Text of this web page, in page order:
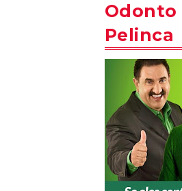
Odonto
Pelinca